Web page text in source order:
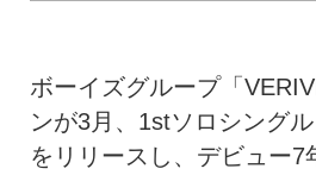
ボーイズグループ「
ンが3月、1stソロシングル
をリリースし、デビュー7